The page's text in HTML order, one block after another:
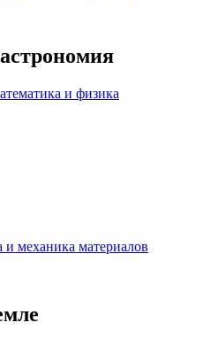
и физика
механика материалов